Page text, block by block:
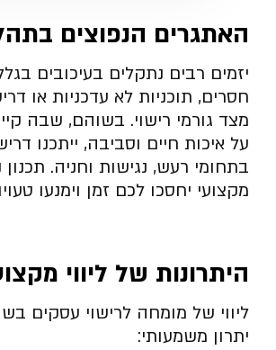
האתגרים הנפוצים
יזמים רבים נתקלים בעיכובים
חסרים, תוכניות לא עדכניות או
מצד גורמי רישוי. בשוהם, שבה
על איכות חיים וסביבה, ייתכנו
בתחומי רעש, נגישות וחניה. תכנון
מקצועי יחסכו לכם זמן וימנעו
היתרונות של ליווי
ליווי של מומחה לרישוי עסקים
יתרון משמעותי: